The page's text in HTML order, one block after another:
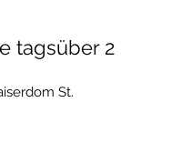
tagsüber 2
St.